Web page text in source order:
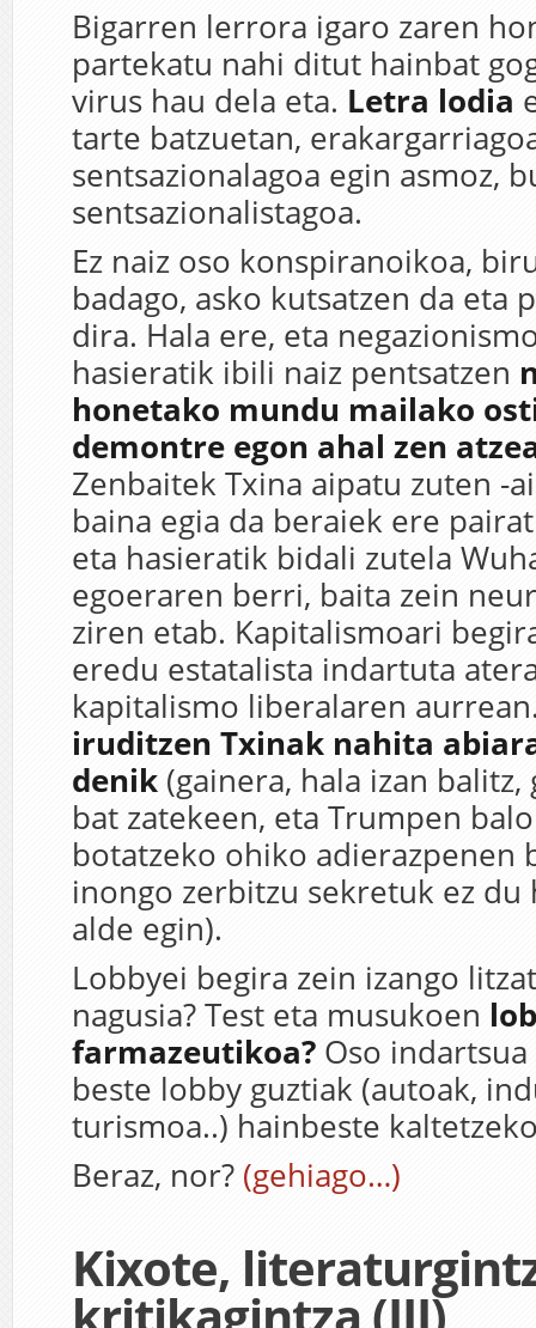
Bigarren lerrora igaro zaren
partekatu nahi ditut hainbat
virus hau dela eta. Letra lodia
tarte batzuetan,
sentsazionalagoa egin asmoz,
sentsazionalistagoa.
Ez naiz oso konspiranoikoa,
badago, asko kutsatzen da eta
dira. Hala ere, eta
hasieratik ibili naiz pentsatzen
honetako mundu mailako
demontre egon ahal zen
Zenbaitek Txina aipatu zuten -
baina egia da beraiek ere
eta hasieratik bidali zutela
egoeraren berri, baita zein
ziren etab. Kapitalismoari
eredu estatalista indartuta
kapitalismo liberalaren
iruditzen Txinak nahita
denik (gainera, hala izan
bat zatekeen, eta Trumpen
botatzeko ohiko adierazpenen
inongo zerbitzu sekretuk ez
alde egin).
Lobbyei begira zein izango
nagusia? Test eta musukoen
farmazeutikoa? Oso
beste lobby guztiak (autoak,
turismoa..) hainbeste
Beraz, nor? (gehiago…)
Kixote,